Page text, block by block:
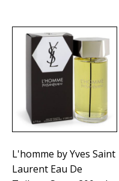
L'homme by Yves Saint
Laurent Eau De